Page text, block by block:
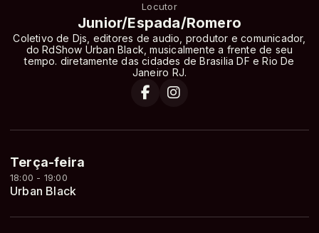
Locutor
Junior/Espada/Romero
Coletivo de Djs, editores de audio, produtor e comunicador,
do RdShow Urban Black, musicalmente a frente de seu
tempo. diretamente das cidades de Brasilia DF e Rio De
Janeiro RJ.
Terça-feira
18:00 - 19:00
Urban Black